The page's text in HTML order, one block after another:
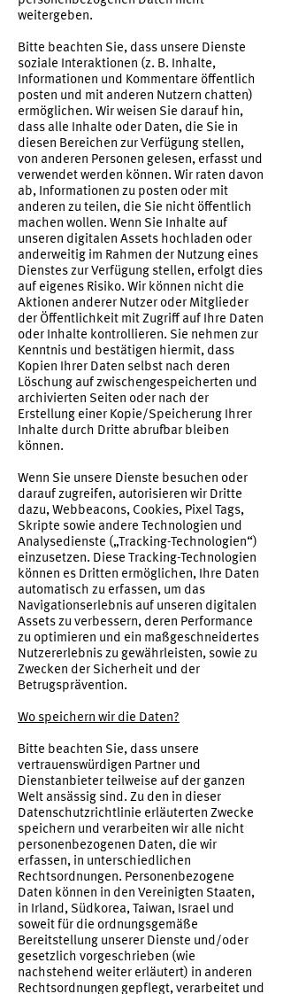
weitergeben.
Bitte beachten Sie, dass unsere Dienste
soziale Interaktionen (z. B. Inhalte,
Informationen und Kommentare öffentlich
posten und mit anderen Nutzern chatten)
ermöglichen. Wir weisen Sie darauf hin,
dass alle Inhalte oder Daten, die Sie in
diesen Bereichen zur Verfügung stellen,
von anderen Personen gelesen, erfasst und
verwendet werden können. Wir raten davon
ab, Informationen zu posten oder mit
anderen zu teilen, die Sie nicht öffentlich
machen wollen. Wenn Sie Inhalte auf
unseren digitalen Assets hochladen oder
anderweitig im Rahmen der Nutzung eines
Dienstes zur Verfügung stellen, erfolgt dies
auf eigenes Risiko. Wir können nicht die
Aktionen anderer Nutzer oder Mitglieder
der Öffentlichkeit mit Zugriff auf Ihre Daten
oder Inhalte kontrollieren. Sie nehmen zur
Kenntnis und bestätigen hiermit, dass
Kopien Ihrer Daten selbst nach deren
Löschung auf zwischengespeicherten und
archivierten Seiten oder nach der
Erstellung einer Kopie/Speicherung Ihrer
Inhalte durch Dritte abrufbar bleiben
können.
Wenn Sie unsere Dienste besuchen oder
darauf zugreifen, autorisieren wir Dritte
dazu, Webbeacons, Cookies, Pixel Tags,
Skripte sowie andere Technologien und
Analysedienste („Tracking-Technologien“)
einzusetzen. Diese Tracking-Technologien
können es Dritten ermöglichen, Ihre Daten
automatisch zu erfassen, um das
Navigationserlebnis auf unseren digitalen
Assets zu verbessern, deren Performance
zu optimieren und ein maßgeschneidertes
Nutzererlebnis zu gewährleisten, sowie zu
Zwecken der Sicherheit und der
Betrugsprävention.
Wo speichern wir die Daten?
Bitte beachten Sie, dass unsere
vertrauenswürdigen Partner und
Dienstanbieter teilweise auf der ganzen
Welt ansässig sind. Zu den in dieser
Datenschutzrichtlinie erläuterten Zwecke
speichern und verarbeiten wir alle nicht
personenbezogenen Daten, die wir
erfassen, in unterschiedlichen
Rechtsordnungen. Personenbezogene
Daten können in den Vereinigten Staaten,
in Irland, Südkorea, Taiwan, Israel und
soweit für die ordnungsgemäße
Bereitstellung unserer Dienste und/oder
gesetzlich vorgeschrieben (wie
nachstehend weiter erläutert) in anderen
Rechtsordnungen gepflegt, verarbeitet und